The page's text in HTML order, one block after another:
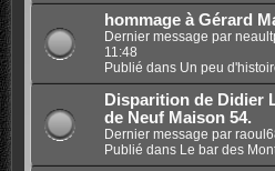
hommage à Gérard
Dernier message par
11:48
Publié dans Un peu
Disparition de Didier
de Neuf Maison 54.
Dernier message par
Publié dans Le bar des